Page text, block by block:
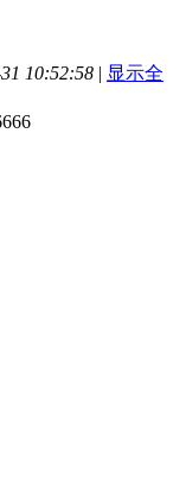
10:52:58 | 显示全